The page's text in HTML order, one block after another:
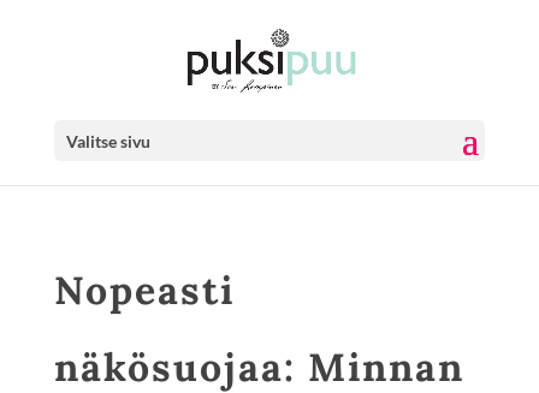
Valitse sivu
Nopeasti
näkösuojaa: Minnan